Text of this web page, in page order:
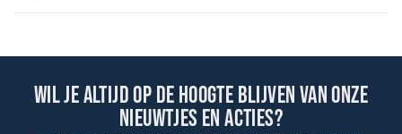
Wil je altijd op de hoogte blijven van onze
nieuwtjes en acties?